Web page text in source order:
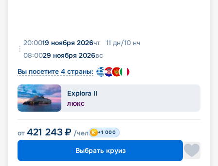
20:0019 ноября 2026чт 11 дн/10 нч
08:0029 ноября 2026вс
Вы посетите 4 страны:
Explora II
ЛЮКС
от 421 243 ₽ /чел +1 000
Выбрать круиз